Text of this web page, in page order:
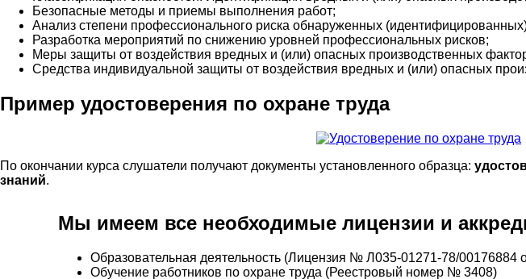
Безопасные методы и приемы выполнения работ;
Анализ степени профессионального риска обнаруженных
Разработка мероприятий по снижению уровней профессиональных рисков;
Меры защиты от воздействия вредных и (или) опасных производственных
Средства индивидуальной защиты от воздействия вредных и (или) опасных
Пример удостоверения по охране труда
По окончании курса слушатели получают документы установленного образца:
знаний.
Мы имеем все необходимые лицензии и
Образовательная деятельность (Лицензия № Л035-01271-78/00176884
Обучение работников по охране труда (Реестровый номер № 3408)